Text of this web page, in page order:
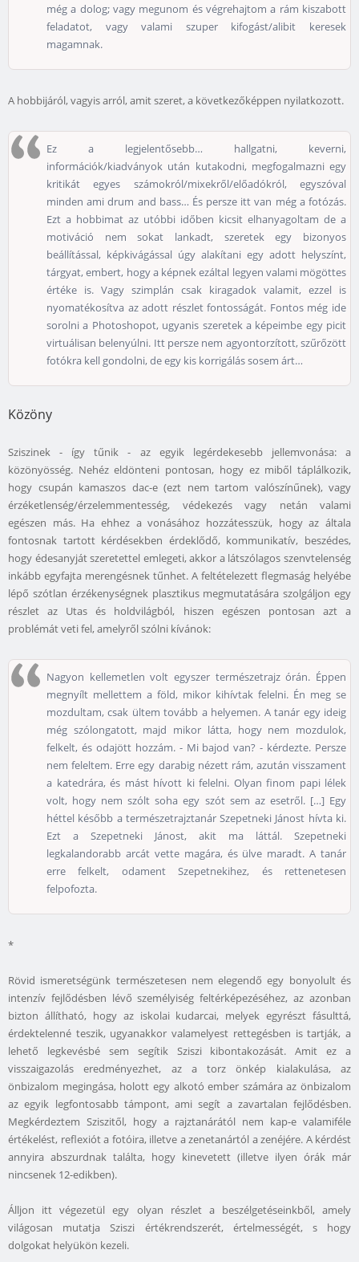
még a dolog; vagy megunom és végrehajtom a rám kiszabott
feladatot, vagy valami szuper kifogást/alibit keresek
magamnak.
A hobbijáról, vagyis arról, amit szeret, a következőképpen nyilatkozott.
Ez a legjelentősebb… hallgatni, keverni,
információk/kiadványok után kutakodni, megfogalmazni egy
kritikát egyes számokról/mixekről/előadókról, egyszóval
minden ami drum and bass… És persze itt van még a fotózás.
Ezt a hobbimat az utóbbi időben kicsit elhanyagoltam de a
motiváció nem sokat lankadt, szeretek egy bizonyos
beállítással, képkivágással úgy alakítani egy adott helyszínt,
tárgyat, embert, hogy a képnek ezáltal legyen valami mögöttes
értéke is. Vagy szimplán csak kiragadok valamit, ezzel is
nyomatékosítva az adott részlet fontosságát. Fontos még ide
sorolni a Photoshopot, ugyanis szeretek a képeimbe egy picit
virtuálisan belenyúlni. Itt persze nem agyontorzított, szűrőzött
fotókra kell gondolni, de egy kis korrigálás sosem árt…
Közöny
Sziszinek - így tűnik - az egyik legérdekesebb jellemvonása: a
közönyösség. Nehéz eldönteni pontosan, hogy ez miből táplálkozik,
hogy csupán kamaszos dac-e (ezt nem tartom valószínűnek), vagy
érzéketlenség/érzelemmentesség, védekezés vagy netán valami
egészen más. Ha ehhez a vonásához hozzátesszük, hogy az általa
fontosnak tartott kérdésekben érdeklődő, kommunikatív, beszédes,
hogy édesanyját szeretettel emlegeti, akkor a látszólagos szenvtelenség
inkább egyfajta merengésnek tűnhet. A feltételezett flegmaság helyébe
lépő szótlan érzékenységnek plasztikus megmutatására szolgáljon egy
részlet az Utas és holdvilágból, hiszen egészen pontosan azt a
problémát veti fel, amelyről szólni kívánok:
Nagyon kellemetlen volt egyszer természetrajz órán. Éppen
megnyílt mellettem a föld, mikor kihívtak felelni. Én meg se
mozdultam, csak ültem tovább a helyemen. A tanár egy ideig
még szólongatott, majd mikor látta, hogy nem mozdulok,
felkelt, és odajött hozzám. - Mi bajod van? - kérdezte. Persze
nem feleltem. Erre egy darabig nézett rám, azután visszament
a katedrára, és mást hívott ki felelni. Olyan finom papi lélek
volt, hogy nem szólt soha egy szót sem az esetről. […] Egy
héttel később a természetrajztanár Szepetneki Jánost hívta ki.
Ezt a Szepetneki Jánost, akit ma láttál. Szepetneki
legkalandorabb arcát vette magára, és ülve maradt. A tanár
erre felkelt, odament Szepetnekihez, és rettenetesen
felpofozta.
*
Rövid ismeretségünk természetesen nem elegendő egy bonyolult és
intenzív fejlődésben lévő személyiség feltérképezéséhez, az azonban
bizton állítható, hogy az iskolai kudarcai, melyek egyrészt fásulttá,
érdektelenné teszik, ugyanakkor valamelyest rettegésben is tartják, a
lehető legkevésbé sem segítik Sziszi kibontakozását. Amit ez a
visszaigazolás eredményezhet, az a torz önkép kialakulása, az
önbizalom megingása, holott egy alkotó ember számára az önbizalom
az egyik legfontosabb támpont, ami segít a zavartalan fejlődésben.
Megkérdeztem Sziszitől, hogy a rajztanárától nem kap-e valamiféle
értékelést, reflexiót a fotóira, illetve a zenetanártól a zenéjére. A kérdést
annyira abszurdnak találta, hogy kinevetett (illetve ilyen órák már
nincsenek 12-edikben).
Álljon itt végezetül egy olyan részlet a beszélgetéseinkből, amely
világosan mutatja Sziszi értékrendszerét, értelmességét, s hogy
dolgokat helyükön kezeli.